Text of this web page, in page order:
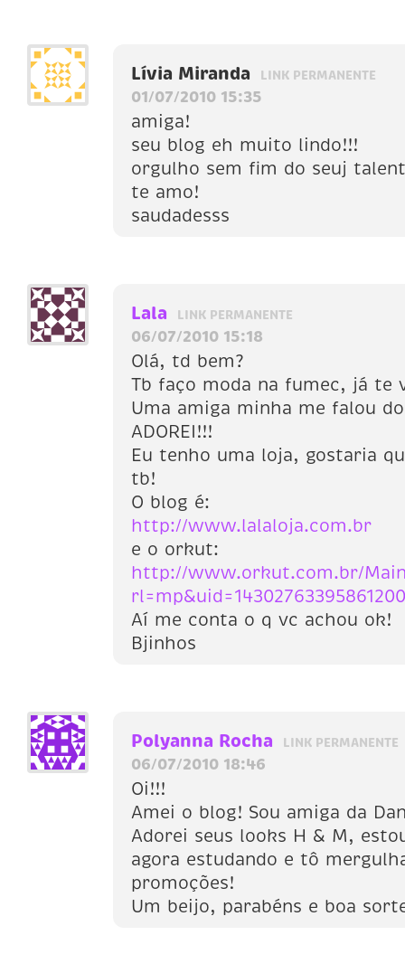
Lívia Miranda LINK PERMANENTE
01/07/2010 15:35
amiga!
seu blog eh muito lindo!!!
orgulho sem fim do seuj
te amo!
saudadesss
Lala LINK PERMANENTE
06/07/2010 15:18
Olá, td bem?
Tb faço moda na fumec, já te
Uma amiga minha me falou
ADOREI!!!
Eu tenho uma loja, gostaria
tb!
O blog é:
http://www.lalaloja.com.br
e o orkut:
http://www.orkut.com.br/
Aí me conta o q vc achou ok!
Bjinhos
Polyanna Rocha LINK PERMANENTE
06/07/2010 18:46
Oi!!!
Amei o blog! Sou amiga da
Adorei seus looks H & M,
agora estudando e tô
promoções!
Um beijo, parabéns e boa